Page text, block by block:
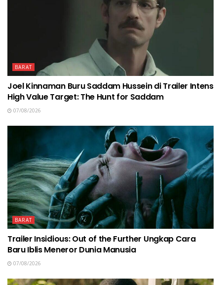
BARAT
Joel Kinnaman Buru Saddam Hussein di Trailer Intens
High Value Target: The Hunt for Saddam
07/08/2026
BARAT
Trailer Insidious: Out of the Further Ungkap Cara
Baru Iblis Meneror Dunia Manusia
07/08/2026